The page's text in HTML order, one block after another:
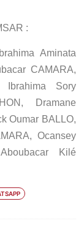
:
Aminata
CAMARA,
Ibrahima Sory
Dramane
Oumar BALLO,
Ocansey
Kilé